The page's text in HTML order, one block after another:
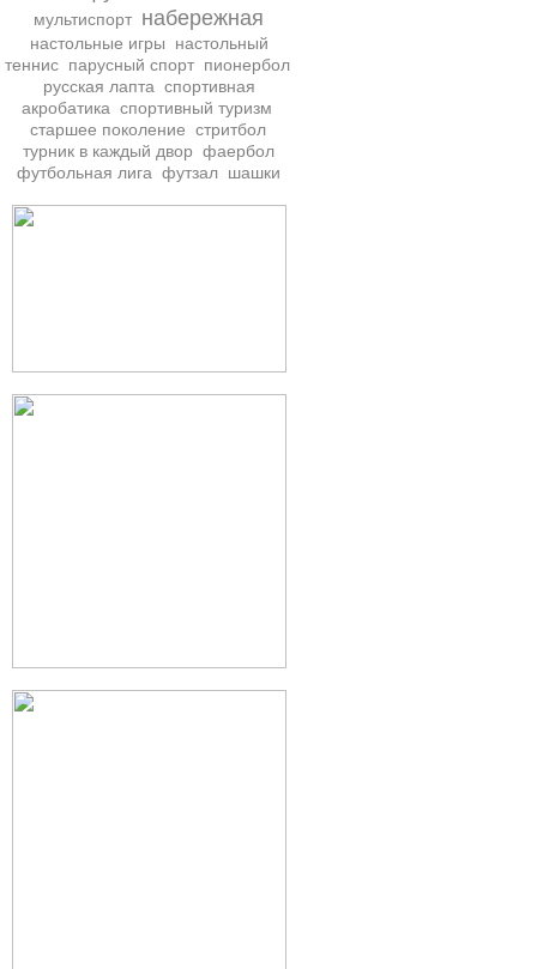
мультиспорт набережная
настольные игры
настольный
теннис парусный спорт пионербол
русская лапта спортивная
акробатика спортивный туризм
старшее поколение стритбол
турник в каждый двор фаербол
футбольная лига футзал шашки